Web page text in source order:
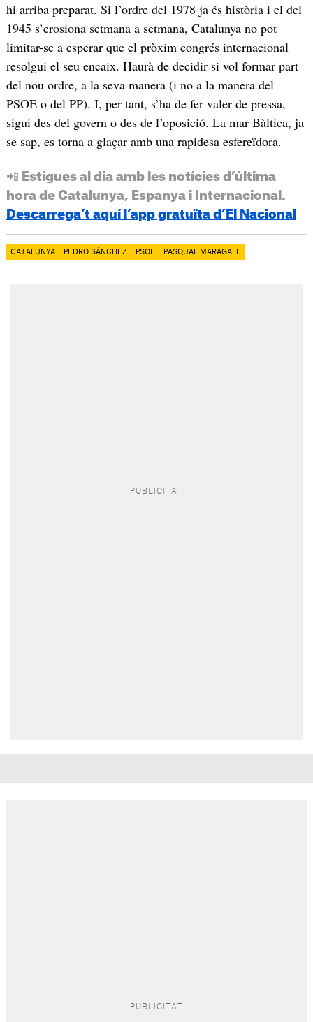
hi arriba preparat. Si l’ordre del 1978 ja és història i el del
1945 s’erosiona setmana a setmana, Catalunya no pot
limitar-se a esperar que el pròxim congrés internacional
resolgui el seu encaix. Haurà de decidir si vol formar part
del nou ordre, a la seva manera (i no a la manera del
PSOE o del PP). I, per tant, s’ha de fer valer de pressa,
sigui des del govern o des de l’oposició. La mar Bàltica, ja
se sap, es torna a glaçar amb una rapidesa esfereïdora.
📲 Estigues al dia amb les notícies d’última
hora de Catalunya, Espanya i Internacional.
Descarrega’t aquí l’app gratuïta d’El Nacional
CATALUNYA PEDRO SÁNCHEZ PSOE PASQUAL MARAGALL